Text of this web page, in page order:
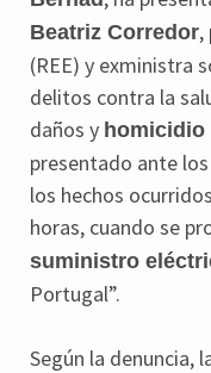
Beatriz Corredor,
(REE) y exministra
delitos contra la
daños y homicidio
presentado ante
los hechos
horas, cuando se
suministro
Portugal”.
Según la denuncia,